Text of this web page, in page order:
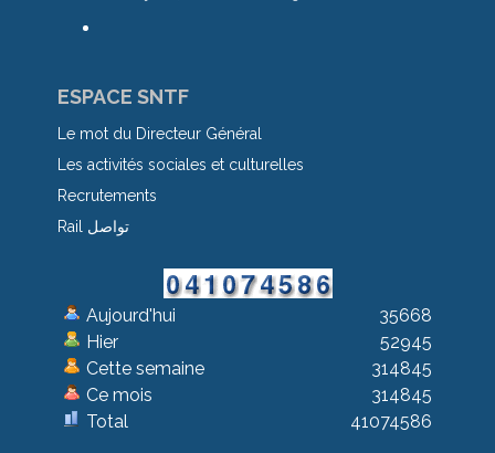
ESPACE SNTF
Le mot du Directeur Général
Les activités sociales et culturelles
Recrutements
Rail تواصل
Aujourd'hui
Hier
Cette semaine
Ce mois
Total
35668
52945
314845
314845
41074586